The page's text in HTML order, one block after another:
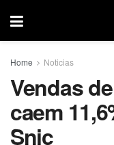
Home Noticias
Vendas
caem
Snic